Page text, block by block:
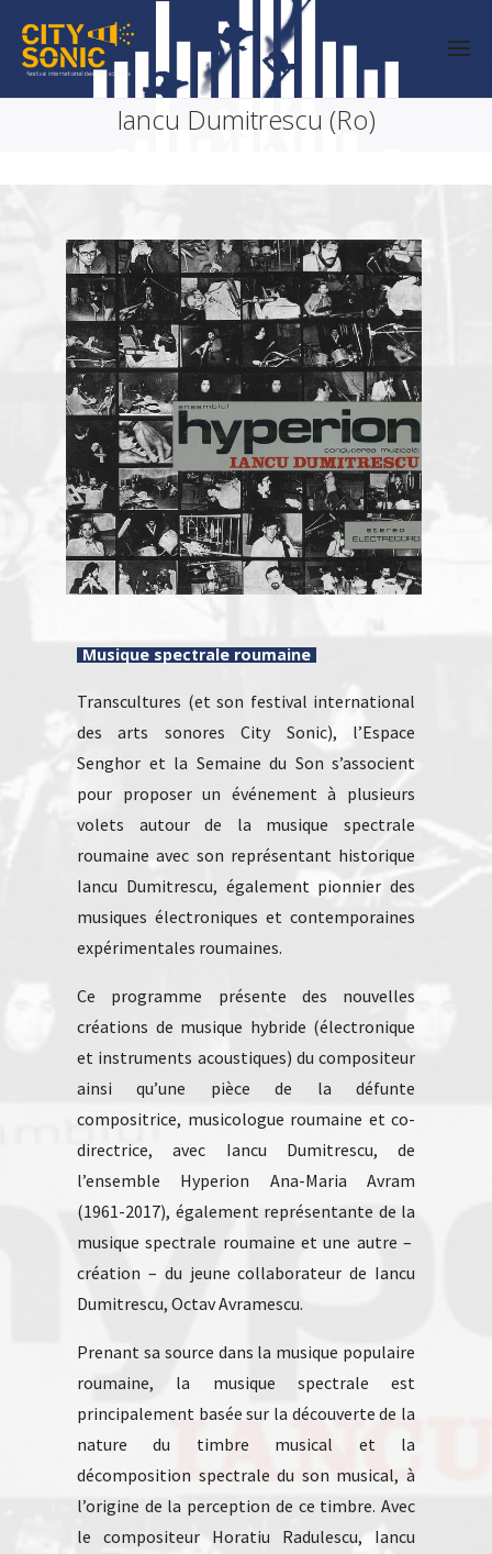
Iancu Dumitrescu (Ro)
Musique spectrale roumaine
Transcultures (et son festival international
des arts sonores City Sonic), l’Espace
Senghor et la Semaine du Son s’associent
pour proposer un événement à plusieurs
volets autour de la musique spectrale
roumaine avec son représentant historique
Iancu Dumitrescu, également pionnier des
musiques électroniques et contemporaines
expérimentales roumaines.
Ce programme présente des nouvelles
créations de musique hybride (électronique
et instruments acoustiques) du compositeur
ainsi qu’une pièce de la défunte
compositrice, musicologue roumaine et co-
directrice, avec Iancu Dumitrescu, de
l’ensemble Hyperion Ana-Maria Avram
(1961-2017), également représentante de la
musique spectrale roumaine et une autre –
création – du jeune collaborateur de Iancu
Dumitrescu, Octav Avramescu.
Prenant sa source dans la musique populaire
roumaine, la musique spectrale est
principalement basée sur la découverte de la
nature du timbre musical et la
décomposition spectrale du son musical, à
l’origine de la perception de ce timbre. Avec
le compositeur Horatiu Radulescu, Iancu